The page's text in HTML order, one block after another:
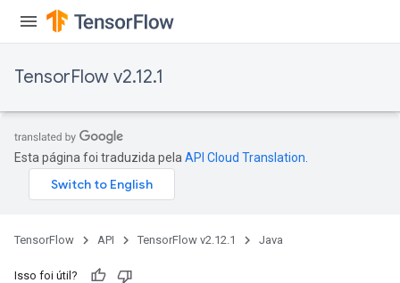
TensorFlow v2.12.1
Esta página foi traduzida pela API Cloud Translation
TensorFlow API TensorFlow v2.12.1 Java
Isso foi útil?